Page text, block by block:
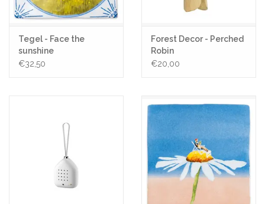
Tegel - Face the
sunshine
€32,50
Forest Decor - Perched
Robin
€20,00